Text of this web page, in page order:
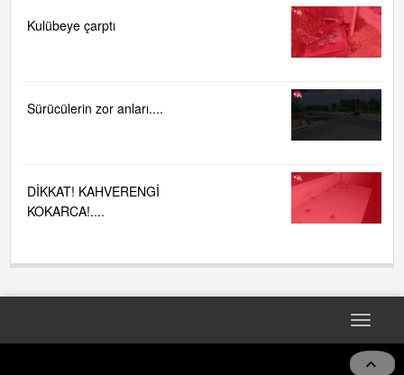
Kulübeye çarptı
Sürücülerin zor anları....
DİKKAT! KAHVERENGİ
KOKARCA!....
Toggle